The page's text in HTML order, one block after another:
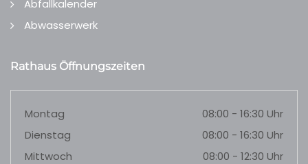
Abfallkalender
Abwasserwerk
Rathaus Öffnungszeiten
Montag
08:00 - 16:30 Uhr
Dienstag
08:00 - 16:30 Uhr
Mittwoch
08:00 - 12:30 Uhr